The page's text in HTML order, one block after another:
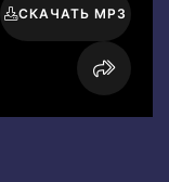
СКАЧАТЬ MP3